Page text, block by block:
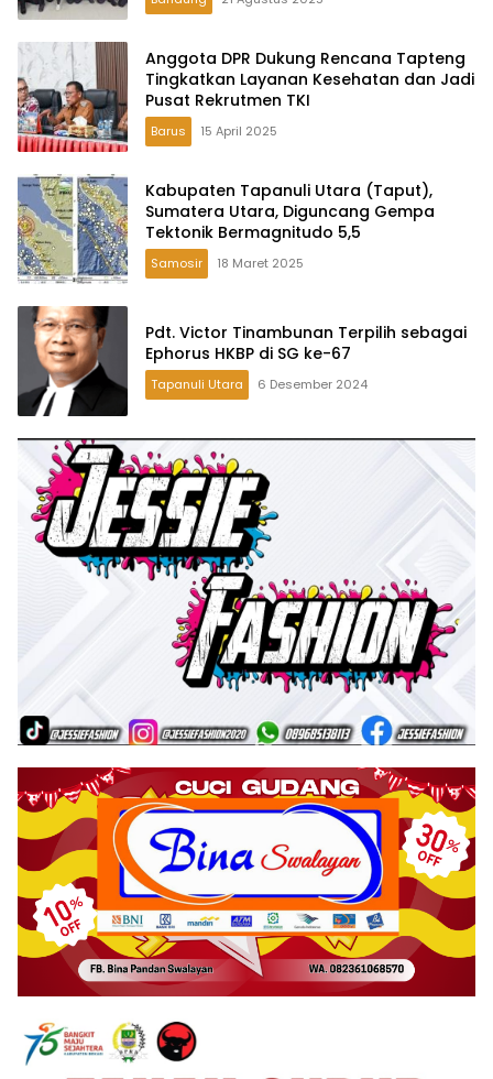
Anggota DPR Dukung Rencana Tapteng
Tingkatkan Layanan Kesehatan dan Jadi
Pusat Rekrutmen TKI
Barus 15 April 2025
Kabupaten Tapanuli Utara (Taput),
Sumatera Utara, Diguncang Gempa
Tektonik Bermagnitudo 5,5
Samosir 18 Maret 2025
Pdt. Victor Tinambunan Terpilih sebagai
Ephorus HKBP di SG ke-67
Tapanuli Utara 6 Desember 2024